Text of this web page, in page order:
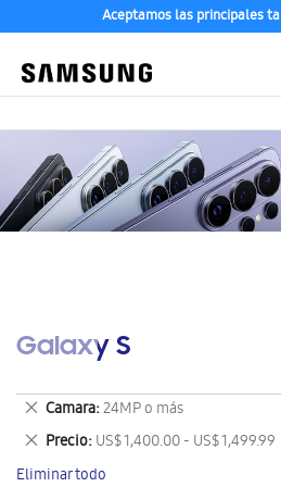
Aceptamos las principales
Galaxy S
Camara 24MP o más
Eliminar
este
artículo
Precio US$ 1,400.00 - US$ 1,499.99
Eliminar
este
Eliminar todo